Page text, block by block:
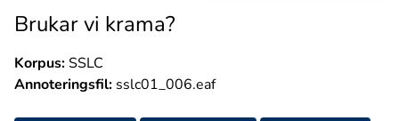
Brukar vi krama?
Korpus:SSLC
Annoteringsfil: sslc01_006.eaf